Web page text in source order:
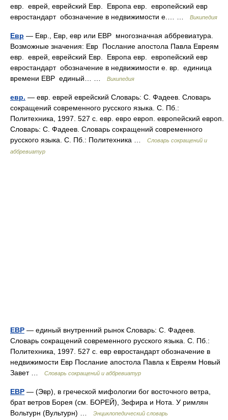
евр. еврей, еврейский Евр. Европа евр. европейский евр
евростандарт обозначение в недвижимости е.… …
Википедия
Евр — Евр., Евр, евр или ЕВР многозначная аббревиатура.
Возможные значения: Евр Послание апостола Павла Евреям
евр. еврей, еврейский Евр. Европа евр. европейский евр
евростандарт обозначение в недвижимости е. вр. единица
времени ЕВР единый… …
Википедия
евр. — евр. еврей еврейский Словарь: С. Фадеев. Словарь
сокращений современного русского языка. С. Пб.:
Политехника, 1997. 527 с. евр. евро европ. европейский европ.
Словарь: С. Фадеев. Словарь сокращений современного
русского языка. С. Пб.: Политехника …
Словарь сокращений и
аббревиатур
ЕВР — единый внутренний рынок Словарь: С. Фадеев.
Словарь сокращений современного русского языка. С. Пб.:
Политехника, 1997. 527 с. евр евростандарт обозначение в
недвижимости Евр Послание апостола Павла к Евреям Новый
Завет …
Словарь сокращений и аббревиатур
ЕВР — (Эвр), в греческой мифологии бог восточного ветра,
брат ветров Борея (см. БОРЕЙ), Зефира и Нота. У римлян
Вольтурн (Вультурн) …
Энциклопедический словарь